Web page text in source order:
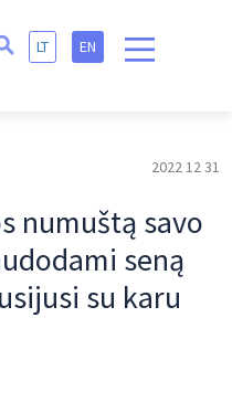
LT EN
2022 12 31
numuštą savo
seną
su karu